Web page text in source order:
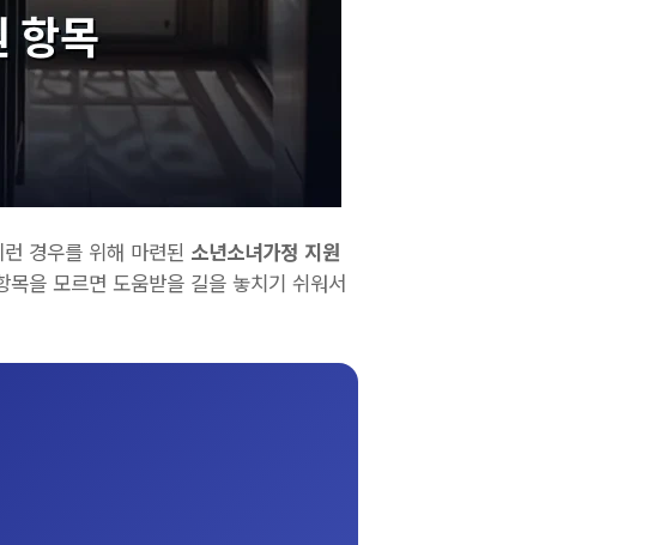
경우를 위해 마련된 소년소녀가정 지원
을 모르면 도움받을 길을 놓치기 쉬워서